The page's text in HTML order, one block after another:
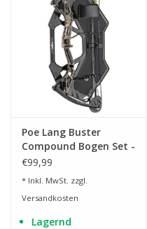
Poe Lang Buster
Compound Bogen Set -
Next G1 Camo
€99,99
* Inkl. MwSt. zzgl.
Versandkosten
Lagernd